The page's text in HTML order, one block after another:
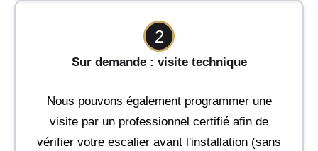
2
Sur demande : visite technique
Nous pouvons également programmer une
visite par un professionnel certifié afin de
vérifier votre escalier avant l'installation (sans